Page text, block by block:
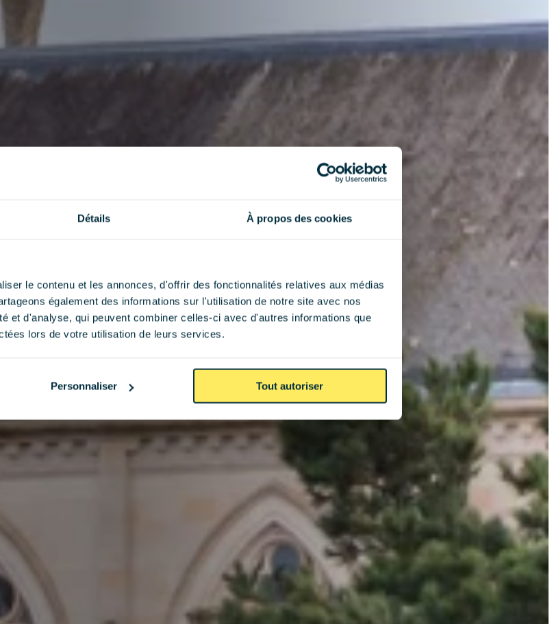
Détails À propos des cookies
le contenu et les annonces, d'offrir des fonctionnalités relatives aux médias
également des informations sur l'utilisation de notre site avec nos
et d'analyse, qui peuvent combiner celles-ci avec d'autres informations que
lors de votre utilisation de leurs services.
Personnaliser Tout autoriser